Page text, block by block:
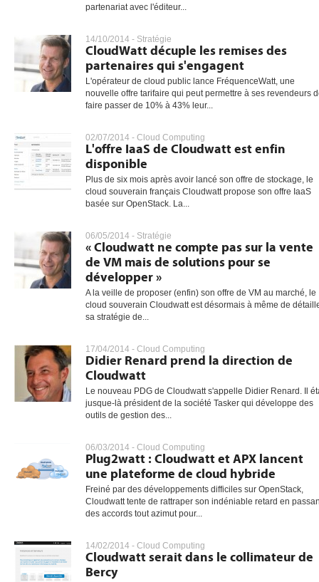
partenariat avec l'éditeur...
14/10/2014 - Stratégie
CloudWatt décuple les remises des
partenaires qui s'engagent
L'opérateur de cloud public lance FréquenceWatt, une
nouvelle offre tarifaire qui peut permettre à ses revendeurs
faire passer de 10% à 43% leur...
02/07/2014 - Cloud Computing
L'offre IaaS de Cloudwatt est enfin
disponible
Plus de six mois après avoir lancé son offre de stockage, le
cloud souverain français Cloudwatt propose son offre IaaS
basée sur OpenStack. La...
06/05/2014 - Stratégie
« Cloudwatt ne compte pas sur la vente
de VM mais de solutions pour se
développer »
A la veille de proposer (enfin) son offre de VM au marché, le
cloud souverain Cloudwatt est désormais à même de
sa stratégie de...
17/04/2014 - Cloud Computing
Didier Renard prend la direction de
Cloudwatt
Le nouveau PDG de Cloudwatt s'appelle Didier Renard. Il
jusque-là président de la société Tasker qui développe des
outils de gestion des...
06/03/2014 - Cloud Computing
Plug2watt : Cloudwatt et APX lancent
une plateforme de cloud hybride
Freiné par des développements difficiles sur OpenStack,
Cloudwatt tente de rattraper son indéniable retard en
des accords tout azimut pour...
14/02/2014 - Cloud Computing
Cloudwatt serait dans le collimateur de
Bercy